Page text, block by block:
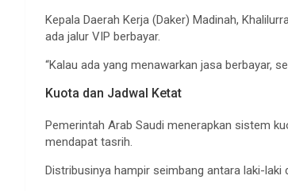
Kepala Daerah Kerja (Daker) Madinah,
ada jalur VIP berbayar.
“Kalau ada yang menawarkan jasa berbayar,
Kuota dan Jadwal Ketat
Pemerintah Arab Saudi menerapkan sistem
mendapat tasrih.
Distribusinya hampir seimbang antara laki-